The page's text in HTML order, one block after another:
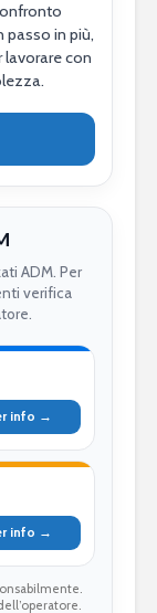
passo in più,
lavorare con
ADM. Per
verifica
info →
info →